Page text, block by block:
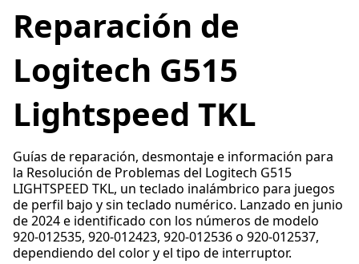
Reparación de
Logitech G515
Lightspeed TKL
Guías de reparación, desmontaje e información para
la Resolución de Problemas del Logitech G515
LIGHTSPEED TKL, un teclado inalámbrico para juegos
de perfil bajo y sin teclado numérico. Lanzado en junio
de 2024 e identificado con los números de modelo
920-012535, 920-012423, 920-012536 o 920-012537,
dependiendo del color y el tipo de interruptor.